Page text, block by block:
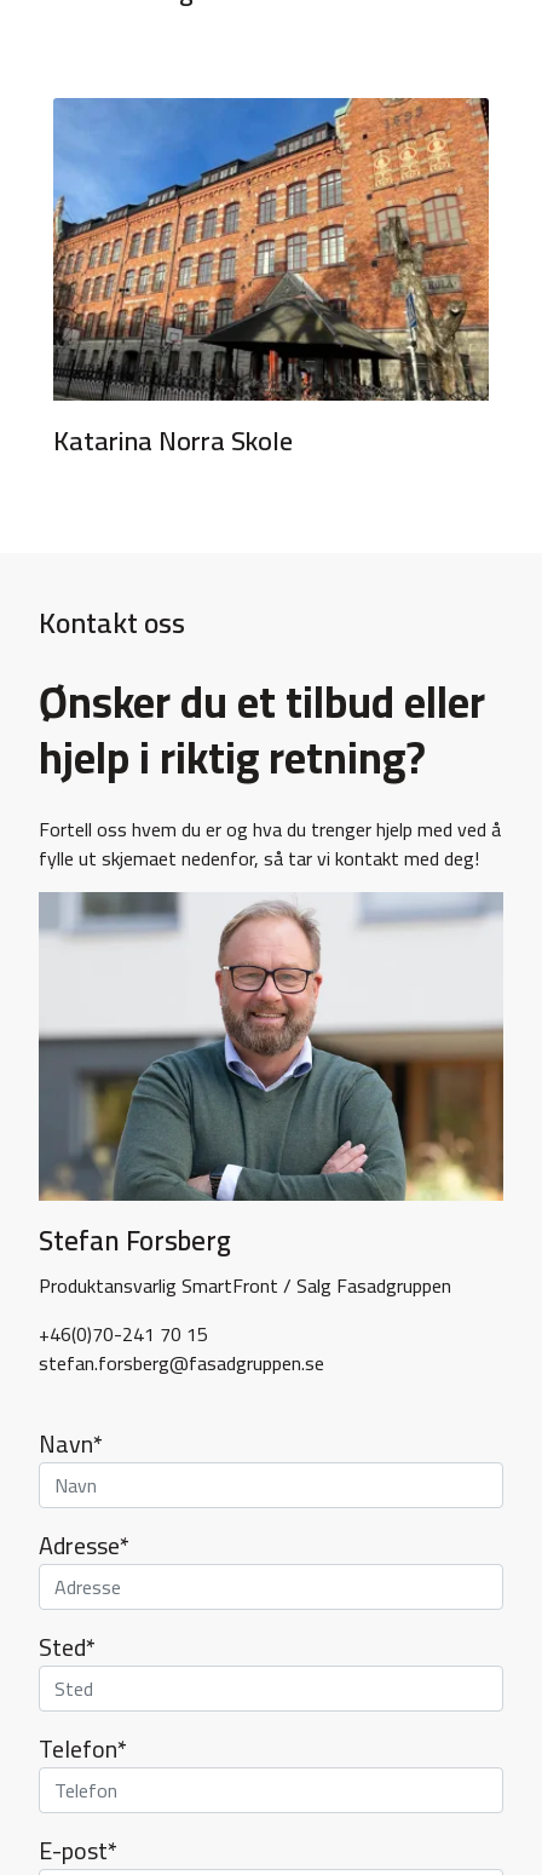
Katarina Norra Skole
Kontakt oss
Ønsker du et tilbud eller
hjelp i riktig retning?
Fortell oss hvem du er og hva du trenger hjelp med ved å
fylle ut skjemaet nedenfor, så tar vi kontakt med deg!
Stefan Forsberg
Produktansvarlig SmartFront / Salg Fasadgruppen
+46(0)70-241 70 15
stefan.forsberg@fasadgruppen.se
Navn*
Adresse*
Sted*
Telefon*
E-post*